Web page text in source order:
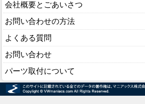
会社概要とごあいさつ
お問い合わせの方法
よくある質問
お問い合わせ
パーツ取付について